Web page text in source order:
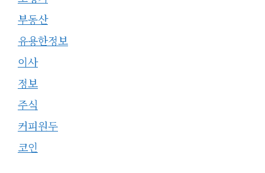
부동산
유용한정보
이사
정보
주식
커피원두
코인